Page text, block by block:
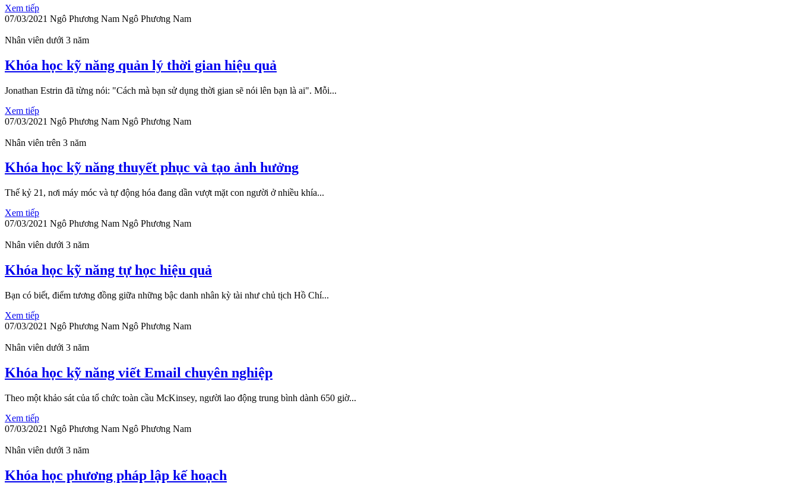
Xem tiếp
07/03/2021 Ngô Phương Nam Ngô Phương Nam
Nhân viên dưới 3 năm
Khóa học kỹ năng quản lý thời gian hiệu quả
Jonathan Estrin đã từng nói: "Cách mà bạn sử dụng thời gian sẽ nói lên bạn là ai". Mỗi...
Xem tiếp
07/03/2021 Ngô Phương Nam Ngô Phương Nam
Nhân viên trên 3 năm
Khóa học kỹ năng thuyết phục và tạo ảnh hưởng
Thế kỷ 21, nơi máy móc và tự động hóa đang dần vượt mặt con người ở nhiều khía...
Xem tiếp
07/03/2021 Ngô Phương Nam Ngô Phương Nam
Nhân viên dưới 3 năm
Khóa học kỹ năng tự học hiệu quả
Bạn có biết, điểm tương đồng giữa những bậc danh nhân kỳ tài như chủ tịch Hồ Chí...
Xem tiếp
07/03/2021 Ngô Phương Nam Ngô Phương Nam
Nhân viên dưới 3 năm
Khóa học kỹ năng viết Email chuyên nghiệp
Theo một khảo sát của tổ chức toàn cầu McKinsey, người lao động trung bình dành 650 giờ...
Xem tiếp
07/03/2021 Ngô Phương Nam Ngô Phương Nam
Nhân viên dưới 3 năm
Khóa học phương pháp lập kế hoạch